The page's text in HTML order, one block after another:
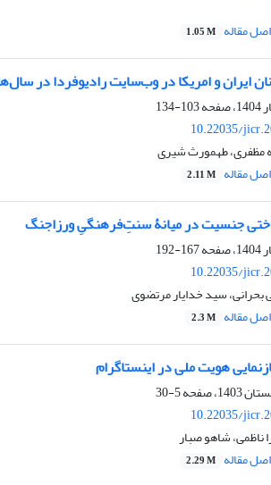
اصل مقاله 1.05 M
ایران و امریکا در وب‌سایت رادیوفردا در سال‌های 1399-
103-134
10.22035/
مظفری، طهمورث شیری
اصل مقاله 2.11 M
جنسیت در میانۀ سنتِ‌فرهنگیِ ورزاجنگ
167-192
10.22035/
سید خدایار مرتضوی
اصل مقاله 2.3 M
هویت ملی در اینستاگرام
5-30
10.22035/
ناظمی، شاهو صبار
اصل مقاله 2.29 M